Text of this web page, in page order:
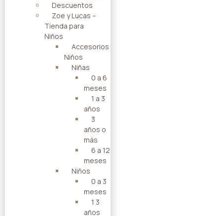
Descuentos
Zoe y Lucas –
Tienda para
Niños
Accesorios
Niños
Niñas
0 a 6
meses
1 a 3
años
3
años o
más
6 a 12
meses
Niños
0 a 3
meses
1 3
años